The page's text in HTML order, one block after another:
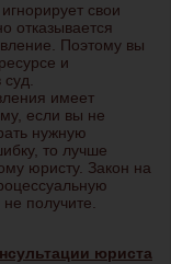
свои
отказывается
Поэтому вы
и
суд.
имеет
если вы не
нужную
то лучше
юристу. Закон на
не получите.
юриста